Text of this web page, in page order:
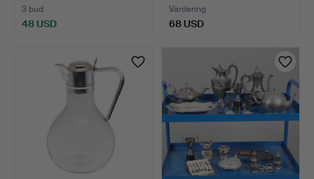
3 bud
48 USD
Värdering
68 USD